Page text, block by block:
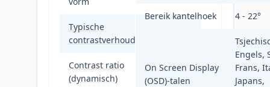
Typische
contrastverhouding
Contrast ratio
(dynamisch)
80000000:1
Bereik kantelhoek 4 - 22°
On Screen Display
(OSD)-talen
Engels,
Frans,
Japans,